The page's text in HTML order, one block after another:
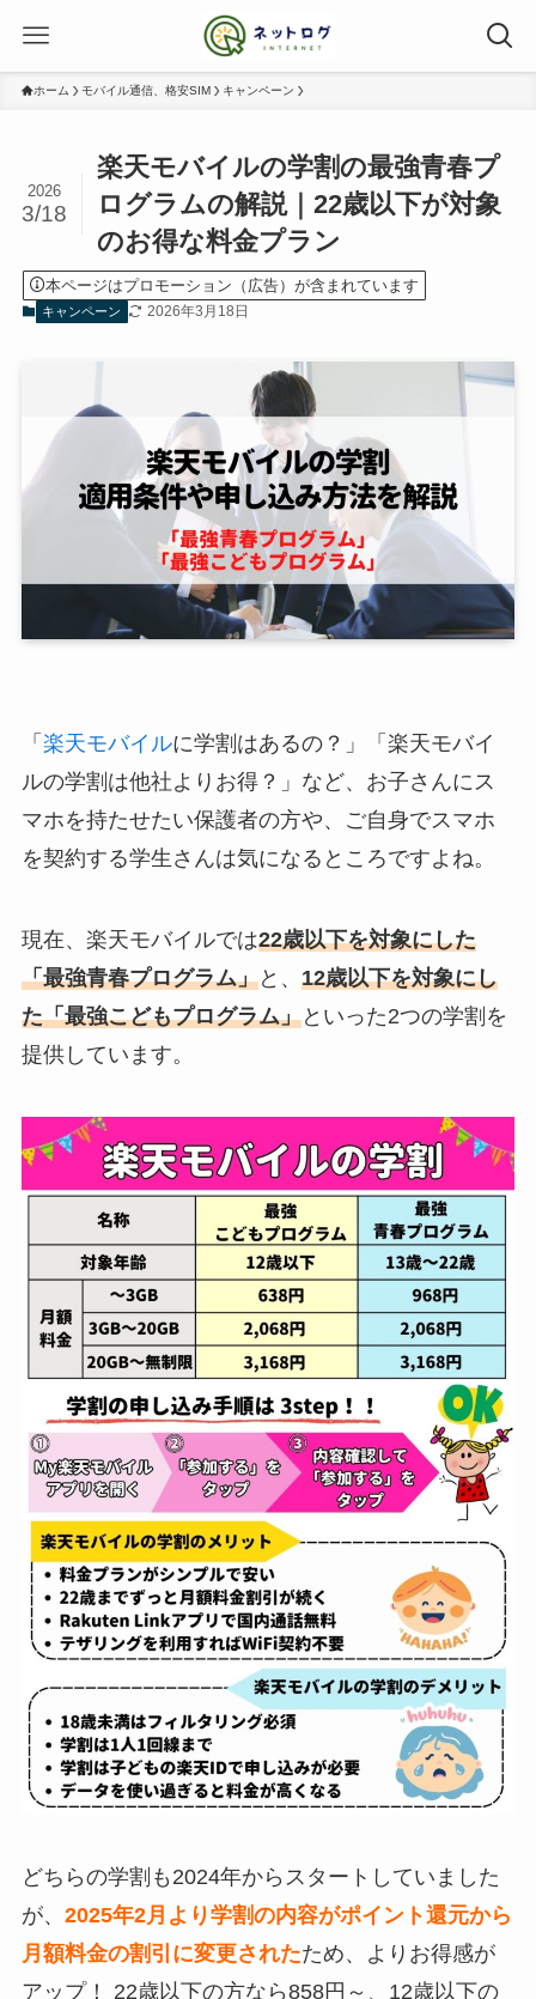
ホーム モバイル通信、格安SIM キャンペーン
楽天モバイルの学割の最強青春プ
ログラムの解説｜22歳以下が対象
のお得な料金プラン
2026
3/18
本ページはプロモーション（広告）が含まれています
キャンペーン 2026年3月18日
「 楽天モバイルに学割はあるの？」「楽天モバイ
ルの学割は他社よりお得？」など、お子さんにス
マホを持たせたい保護者の方や、ご自身でスマホ
を契約する学生さんは気になるところですよね。
現在、楽天モバイルでは22歳以下を対象にした
「最強青春プログラム」と、 12歳以下を対象にし
た「最強こどもプログラム」といった2つの学割を
提供しています。
どちらの学割も2024年からスタートしていました
が、 2025年2月より学割の内容がポイント還元から
月額料金の割引に変更されたため、よりお得感が
アップ！ 22歳以下の方なら858円～、12歳以下の